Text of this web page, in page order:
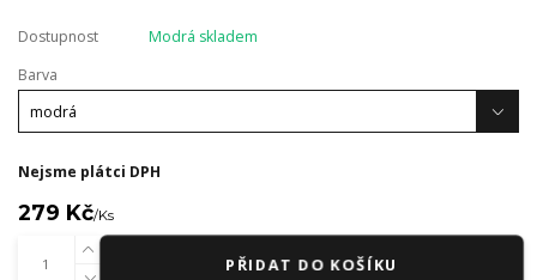
Dostupnost
Modrá skladem
Barva
Nejsme plátci DPH
279 Kč/Ks
PŘIDAT DO KOŠÍKU